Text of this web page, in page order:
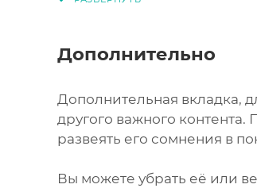
Дополнительно
Дополнительная вкладка,
другого важного
развеять его сомнения в
Вы можете убрать её или